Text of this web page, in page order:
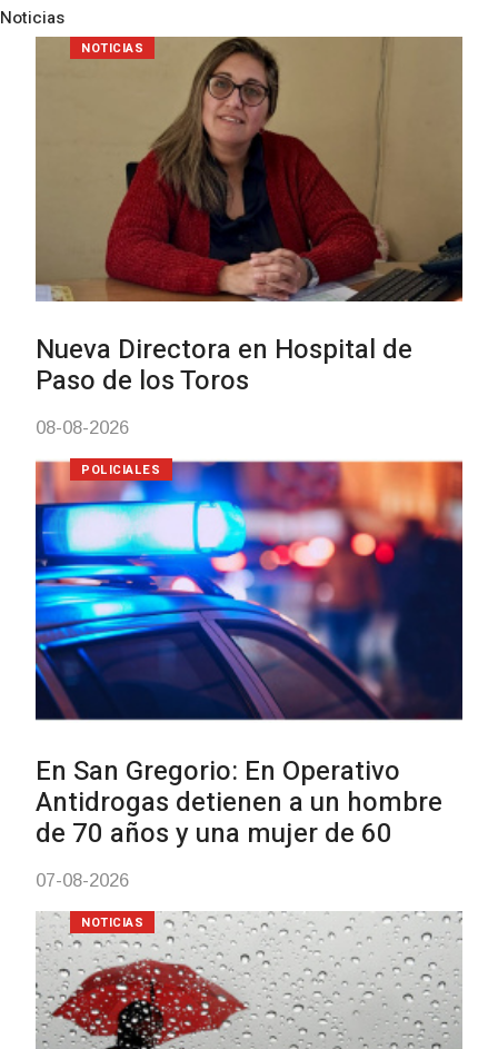
Noticias
Investigación de policías de
Tacuarembó permitió recuperar
Brasil una camioneta hurtada en
Villa Ansina
04-08-2026
POLICIALES
Facultad de Artes llega a Durazno
con dos cursos de formación
03-08-2026
NOTICIAS
NOTICIAS